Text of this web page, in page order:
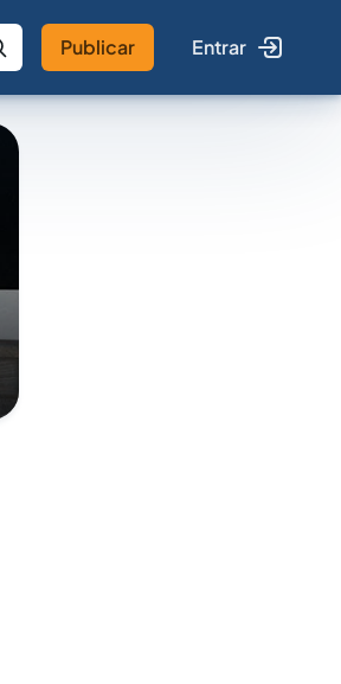
Publicar Entrar